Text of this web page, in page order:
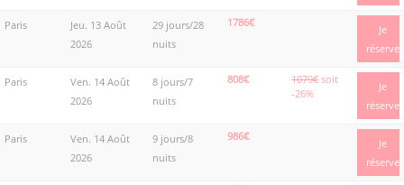
Paris
Jeu. 13 Août
2026
29 jours/28
nuits
1786€
Je
réserve
Paris
Ven. 14 Août
2026
8 jours/7
nuits
808€ 1079€ soit
-26%
Je
réserve
Paris
Ven. 14 Août
2026
9 jours/8
nuits
986€
Je
réserve